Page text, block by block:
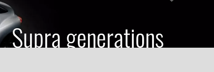
Supra generations